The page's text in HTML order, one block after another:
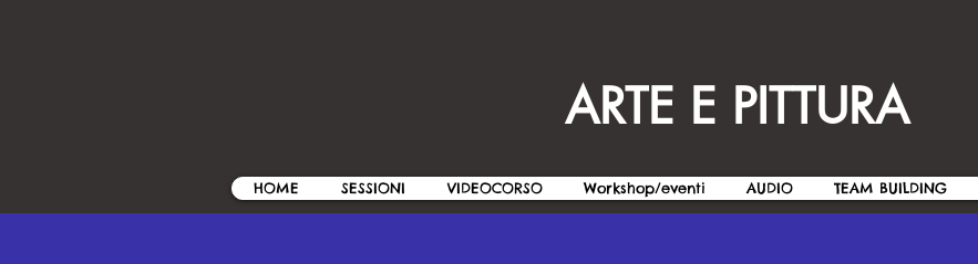
ARTE E PITTURA
HOME SESSIONI VIDEOCORSO Workshop/eventi AUDIO TEAM BUILDING